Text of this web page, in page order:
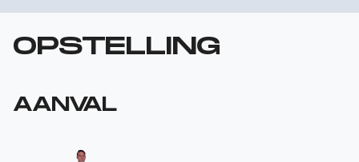
OPSTELLING
AANVAL